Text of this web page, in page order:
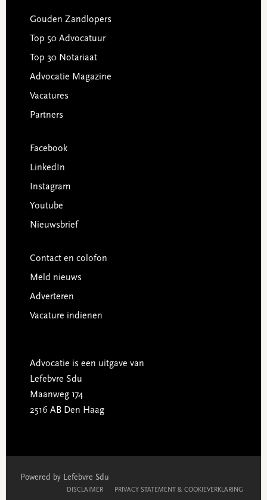
Gouden Zandlopers
Top 50 Advocatuur
Top 30 Notariaat
Advocatie Magazine
Vacatures
Partners
Facebook
LinkedIn
Instagram
Youtube
Nieuwsbrief
Contact en colofon
Meld nieuws
Adverteren
Vacature indienen
Advocatie is een uitgave van
Lefebvre Sdu
Maanweg 174
2516 AB Den Haag
Powered by Lefebvre Sdu
DISCLAIMER PRIVACY STATEMENT & COOKIEVERKLARING